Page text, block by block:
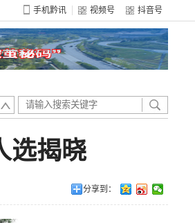
手机黔讯 视频号 抖音号
选揭晓
分享到：